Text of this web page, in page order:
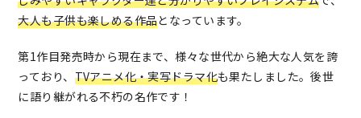
大人も子供も楽しめる作品となっています。
第1作目発売時から現在まで、様々な世代から絶大な人気を誇
っており、 TVアニメ化・実写ドラマ化も果たしました。後世
に語り継がれる不朽の名作です！